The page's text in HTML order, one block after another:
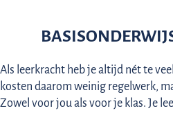
Als leerkracht heb je altijd nét te
kosten daarom weinig regelwerk,
Zowel voor jou als voor je klas. Je